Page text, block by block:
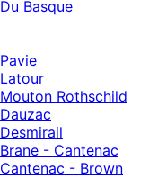
Basque
Rothschild
- Cantenac
- Brown